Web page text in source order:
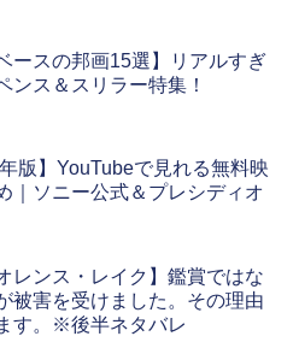
ースの邦画15選】リアルすぎ
ンス＆スリラー特集！
年版】YouTubeで見れる無料映
｜ソニー公式＆プレシディオ
レンス・レイク】鑑賞ではな
被害を受けました。その理由
す。※後半ネタバレ